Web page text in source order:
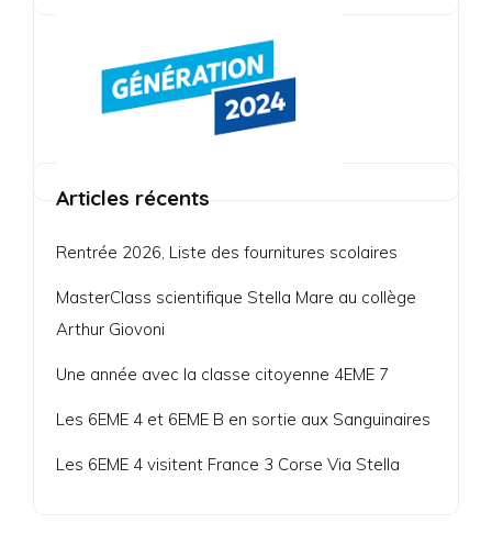
Articles récents
Rentrée 2026, Liste des fournitures scolaires
MasterClass scientifique Stella Mare au collège
Arthur Giovoni
Une année avec la classe citoyenne 4EME 7
Les 6EME 4 et 6EME B en sortie aux Sanguinaires
Les 6EME 4 visitent France 3 Corse Via Stella